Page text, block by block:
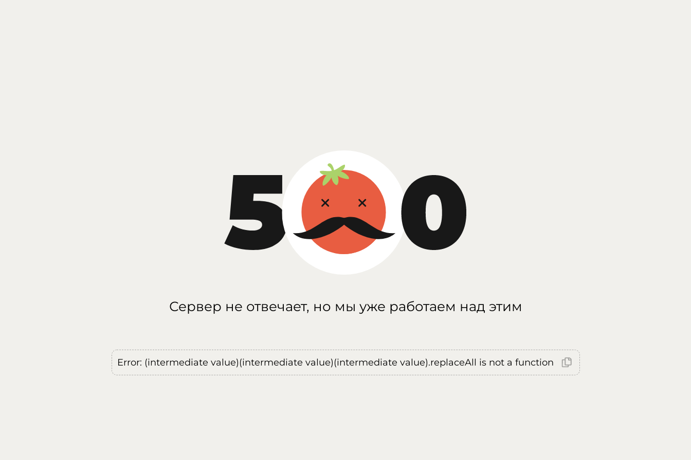
Сервер не отвечает, но мы уже работаем над этим
Error: (intermediate value)(intermediate value)(intermediate value).replaceAll is not a function